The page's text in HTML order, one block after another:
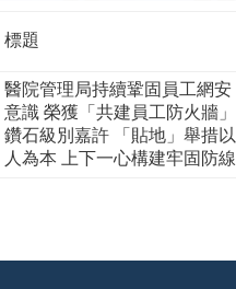
標題
醫院管理局持續鞏固員工網安
意識 榮獲「共建員工防火牆」
鑽石級別嘉許 「貼地」舉措以
人為本 上下一心構建牢固防線